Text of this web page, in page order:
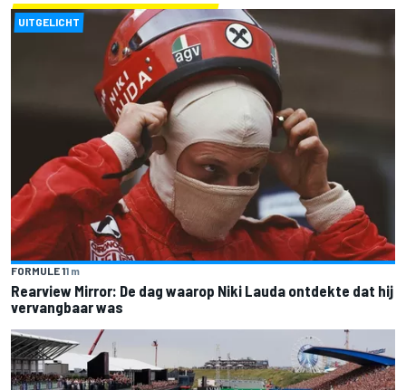
UITGELICHT
FORMULE 11 m
Rearview Mirror: De dag waarop Niki Lauda ontdekte dat hij
vervangbaar was